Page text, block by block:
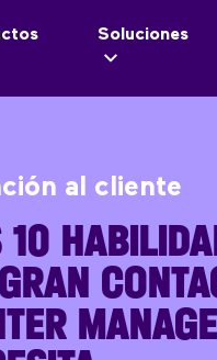
Soluciones
al cliente
10